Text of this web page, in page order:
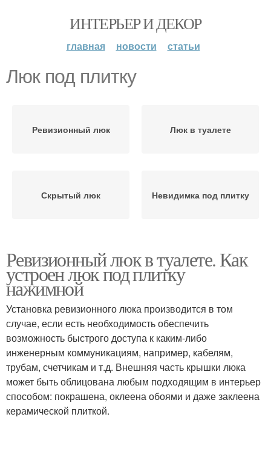
ИНТЕРЬЕР И ДЕКОР
главная новости статьи
Люк под плитку
Ревизионный люк Люк в туалете
Скрытый люк Невидимка под плитку
Ревизионный люк в туалете. Как
устроен люк под плитку
нажимной
Установка ревизионного люка производится в том
случае, если есть необходимость обеспечить
возможность быстрого доступа к каким-либо
инженерным коммуникациям, например, кабелям,
трубам, счетчикам и т.д. Внешняя часть крышки люка
может быть облицована любым подходящим в интерьер
способом: покрашена, оклеена обоями и даже заклеена
керамической плиткой.